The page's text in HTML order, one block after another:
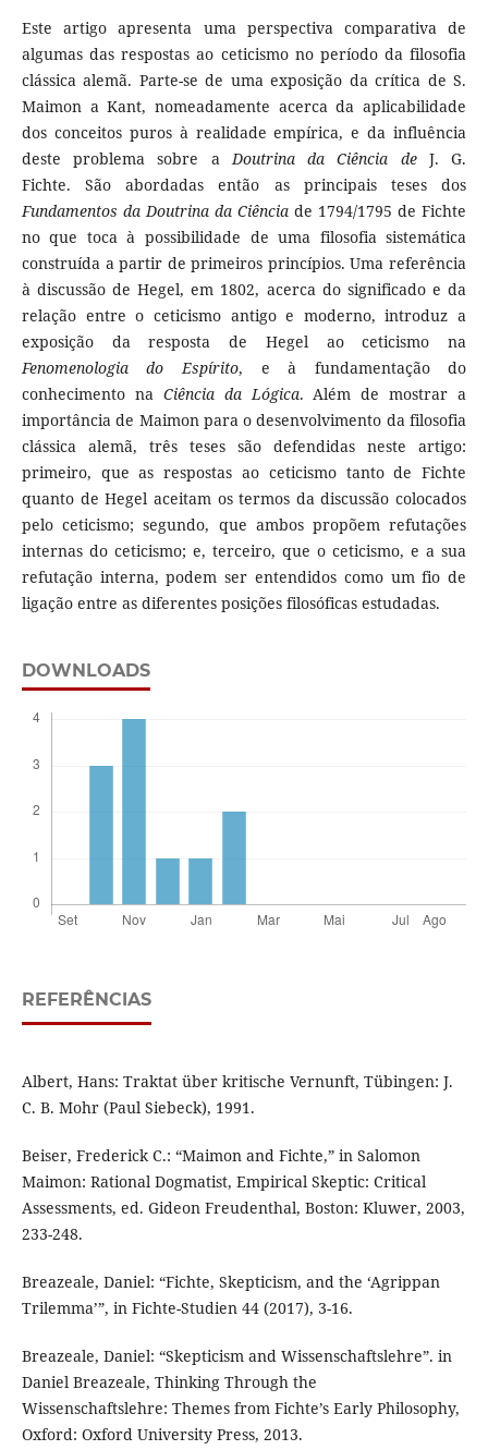
Este artigo apresenta uma perspectiva comparativa de
algumas das respostas ao ceticismo no período da filosofia
clássica alemã. Parte-se de uma exposição da crítica de S.
Maimon a Kant, nomeadamente acerca da aplicabilidade
dos conceitos puros à realidade empírica, e da influência
deste problema sobre aDoutrina da Ciência de J. G.
Fichte. São abordadas então as principais teses dos
Fundamentos da Doutrina da Ciência de 1794/1795 de Fichte
no que toca à possibilidade de uma filosofia sistemática
construída a partir de primeiros princípios. Uma referência
à discussão de Hegel, em 1802, acerca do significado e da
relação entre o ceticismo antigo e moderno, introduz a
exposição da resposta de Hegel ao ceticismo na
Fenomenologia do Espírito, e à fundamentação do
conhecimento na Ciência da Lógica. Além de mostrar a
importância de Maimon para o desenvolvimento da filosofia
clássica alemã, três teses são defendidas neste artigo:
primeiro, que as respostas ao ceticismo tanto de Fichte
quanto de Hegel aceitam os termos da discussão colocados
pelo ceticismo; segundo, que ambos propõem refutações
internas do ceticismo; e, terceiro, que o ceticismo, e a sua
refutação interna, podem ser entendidos como um fio de
ligação entre as diferentes posições filosóficas estudadas.
DOWNLOADS
REFERÊNCIAS
Albert, Hans: Traktat über kritische Vernunft, Tübingen: J.
C. B. Mohr (Paul Siebeck), 1991.
Beiser, Frederick C.: “Maimon and Fichte,” in Salomon
Maimon: Rational Dogmatist, Empirical Skeptic: Critical
Assessments, ed. Gideon Freudenthal, Boston: Kluwer, 2003,
233-248.
Breazeale, Daniel: “Fichte, Skepticism, and the ‘Agrippan
Trilemma’”, in Fichte-Studien 44 (2017), 3-16.
Breazeale, Daniel: “Skepticism and Wissenschaftslehre”. in
Daniel Breazeale, Thinking Through the
Wissenschaftslehre: Themes from Fichte’s Early Philosophy,
Oxford: Oxford University Press, 2013.